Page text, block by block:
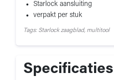
Starlock aansluiting
verpakt per stuk
Tags: Starlock zaagblad, multitool
Specificaties